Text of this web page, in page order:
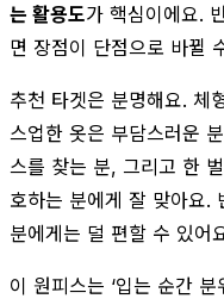
는 활용도가 핵심이에요.
면 장점이 단점으로 바뀔
추천 타겟은 분명해요. 체
스업한 옷은 부담스러운
스를 찾는 분, 그리고 한
호하는 분에게 잘 맞아요.
분에게는 덜 편할 수 있어
이 원피스는 ‘입는 순간